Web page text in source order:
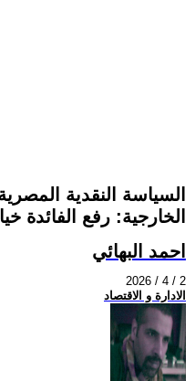
السياسة النقدية
الخارجية: رفع الفائدة
احمد البهائي
2026 / 4 / 2
الادارة و الاقتصاد